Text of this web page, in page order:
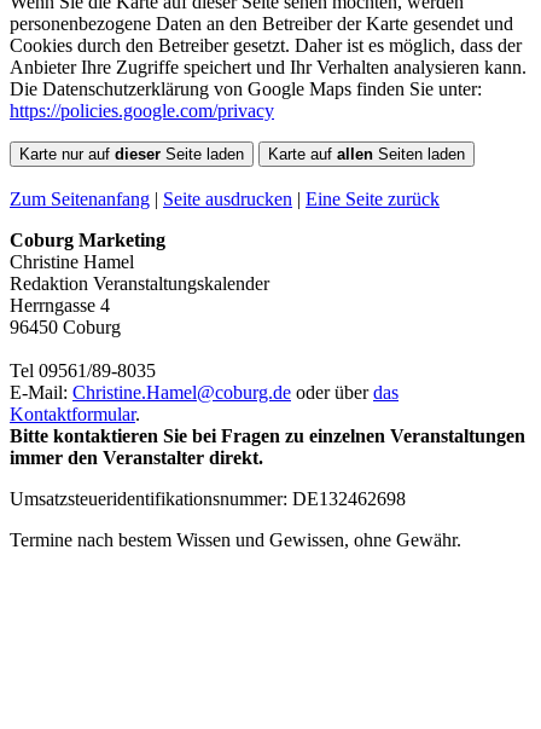
personenbezogene Daten an den Betreiber der Karte gesendet und
Cookies durch den Betreiber gesetzt. Daher ist es möglich, dass der
Anbieter Ihre Zugriffe speichert und Ihr Verhalten analysieren kann.
Die Datenschutzerklärung von Google Maps finden Sie unter:
https://policies.google.com/privacy
Karte nur auf dieser Seite laden Karte auf allen Seiten laden
Zum Seitenanfang | Seite ausdrucken | Eine Seite zurück
Coburg Marketing
Christine Hamel
Redaktion Veranstaltungskalender
Herrngasse 4
96450 Coburg
Tel 09561/89-8035
E-Mail: Christine.Hamel@coburg.de oder überdas
Kontaktformular.
Bitte kontaktieren Sie bei Fragen zu einzelnen Veranstaltungen
immer den Veranstalter direkt.
Umsatzsteueridentifikationsnummer: DE132462698
Termine nach bestem Wissen und Gewissen, ohne Gewähr.